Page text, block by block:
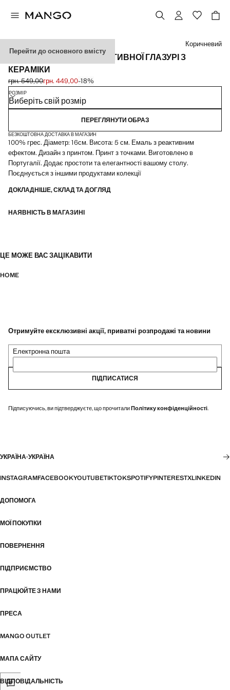
Перейти до основного вмісту
СЕРЕДНЯ МИСКА З РЕАКТИВНОЇ ГЛАЗУРІ З
КЕРАМІКИ
Початкова ціна перекреслена [грн. 549,00 ]
грн. 549,00
Поточна ціна [грн. 449,00 ]
грн. 449,00-18%
Виберіть колір
Коричневий
РОЗМІР
Виберіть свій розмір
ПЕРЕГЛЯНУТИ ОБРАЗ
БЕЗКОШТОВНА ДОСТАВКА В МАГАЗИН
100% грес. Діаметр: 16см. Висота: 5 см. Емаль з реактивним
ефектом. Дизайн з принтом. Принт з точками. Виготовлено в
Португалії. Додає простоти та елегантності вашому столу.
Поєднується з іншими продуктами колекції
ДОКЛАДНІШЕ, СКЛАД ТА ДОГЛЯД
НАЯВНІСТЬ В МАГАЗИНІ
ЦЕ МОЖЕ ВАС ЗАЦІКАВИТИ
HOME
Отримуйте ексклюзивні акції, приватні розпродажі та новини
Електронна пошта
ПІДПИСАТИСЯ
Підписуючись, ви підтверджуєте, що прочиталиПолітику конфіденційності.
УКРАЇНА·УКРАЇНА
INSTAGRAMFACEBOOKYOUTUBETIKTOKSPOTIFYPINTERESTXLINKEDIN
ДОПОМОГА
МОЇ ПОКУПКИ
ПОВЕРНЕННЯ
ПІДПРИЄМСТВО
ПРАЦЮЙТЕ З НАМИ
ПРЕСА
MANGO OUTLET
МАПА САЙТУ
ВІДПОВІДАЛЬНІСТЬ